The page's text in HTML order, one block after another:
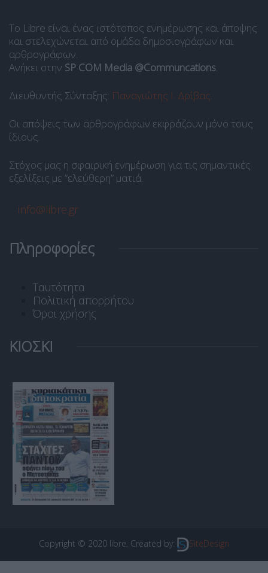
Το Libre είναι ένας ιστότοπος ενημέρωσης και άποψης
και στελεχώνεται από ομάδα δημοσιογράφων και
αρθρογράφων.
Ανήκει στην SP COM Media @Communcations.
Διευθυντής Σύνταξης: Παναγιώτης Ι. Δρίβας.
Οι απόψεις των αρθρογράφων εκφράζουν μόνο τους
ίδιους.
Στόχος μας η σφαιρική ενημέρωση για τις σημαντικές
εξελίξεις με “ελεύθερη” ματιά.
info@libre.gr
Πληροφορίες
Ταυτότητα
Πολιτική απορρήτου
Όροι χρήσης
ΚΙΟΣΚΙ
Copyright © 2020 libre. Created by: SiteDesign